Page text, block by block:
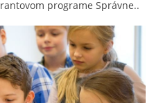
programe Správne..